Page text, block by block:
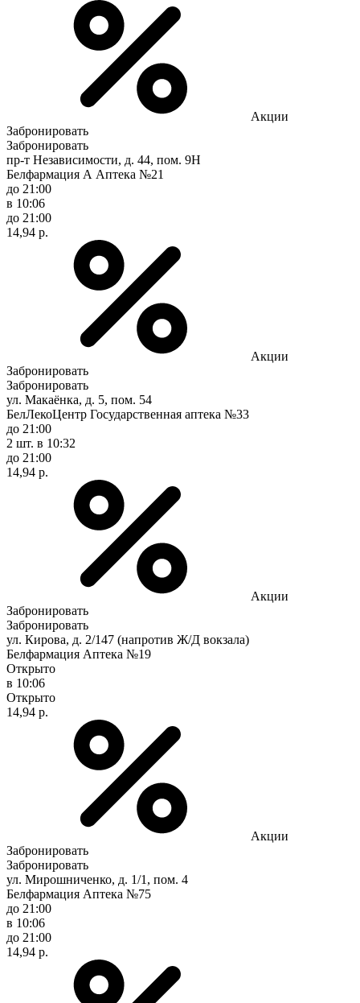
Акции
Забронировать
Забронировать
пр-т Независимости, д. 44, пом. 9Н
Белфармация А Аптека №21
до 21:00
в 10:06
до 21:00
14,94 р.
Акции
Забронировать
Забронировать
ул. Макаёнка, д. 5, пом. 54
БелЛекоЦентр Государственная аптека №33
до 21:00
2 шт. в 10:32
до 21:00
14,94 р.
Акции
Забронировать
Забронировать
ул. Кирова, д. 2/147 (напротив Ж/Д вокзала)
Белфармация Аптека №19
Открыто
в 10:06
Открыто
14,94 р.
Акции
Забронировать
Забронировать
ул. Мирошниченко, д. 1/1, пом. 4
Белфармация Аптека №75
до 21:00
в 10:06
до 21:00
14,94 р.